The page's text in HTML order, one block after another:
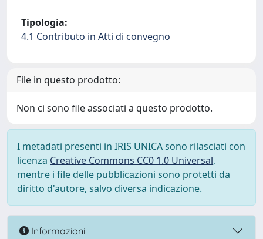
Tipologia:
4.1 Contributo in Atti di convegno
File in questo prodotto:
Non ci sono file associati a questo prodotto.
I metadati presenti in IRIS UNICA sono rilasciati con
licenza Creative Commons CC0 1.0 Universal,
mentre i file delle pubblicazioni sono protetti da
diritto d'autore, salvo diversa indicazione.
Informazioni